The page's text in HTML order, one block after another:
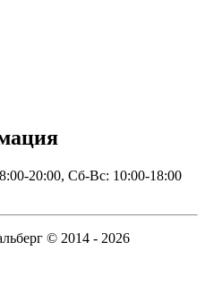
20:00, Сб-Вс: 10:00-18:00
© 2014 - 2026